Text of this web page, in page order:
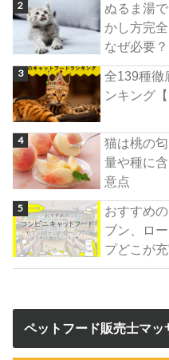
ぬるま湯
かし方完
なぜ必要？
全139種徹
ンキング
猫は桃の
量や種に
意点
おすすめ
ブン、ロ
プどこが
ペットフード販売士マッ